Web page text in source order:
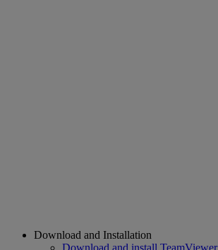
Download and Installation
Download and install TeamViewer